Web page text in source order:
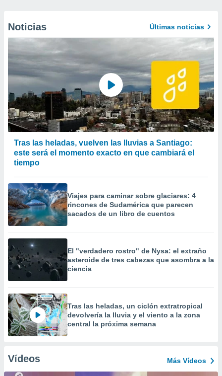
Noticias Últimas noticias
Tras las heladas, vuelven las lluvias a Santiago:
este será el momento exacto en que cambiará el
tiempo
Viajes para caminar sobre glaciares: 4
rincones de Sudamérica que parecen
sacados de un libro de cuentos
El "verdadero rostro" de Nysa: el extraño
asteroide de tres cabezas que asombra a la
ciencia
Tras las heladas, un ciclón extratropical
devolvería la lluvia y el viento a la zona
central la próxima semana
Vídeos Más Vídeos